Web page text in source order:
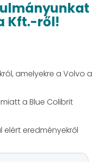
Kft.-ről!
amelyekre a Volvo a
a Blue Colibrit
elért eredményekről